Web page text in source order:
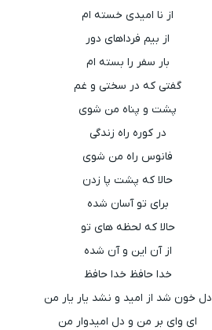
از نا امیدی خسته ام
از بیم فرداهای دور
بار سفر را بسته ام
گفتی که در سختی و غم
پشت و پناه من شوی
در کوره راه زندگی
فانوس راه من شوی
حالا که پشت پا زدن
برای تو آسان شده
حالا که لحظه های تو
از آن این و آن شده
خدا حافظ خدا حافظ
دل خون شد از امید و نشد یار یار من
ای وای بر من و دل امیدوار من